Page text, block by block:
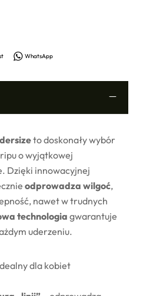
WhatsApp
to doskonały wybór
o wyjątkowej
Dzięki innowacyjnej
odprowadza wilgoć,
nawet w trudnych
technologia gwarantuje
uderzeniu.
dla kobiet